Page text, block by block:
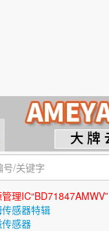
理IC“BD71847AMWV”
感器特辑
感器